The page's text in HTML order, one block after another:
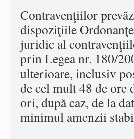
Contravenţiilor
dispoziţiile
juridic al
prin Legea nr. 180/
ulterioare, inclusiv
de cel mult 48 de ore
ori, după caz, de la
minimul amenzii